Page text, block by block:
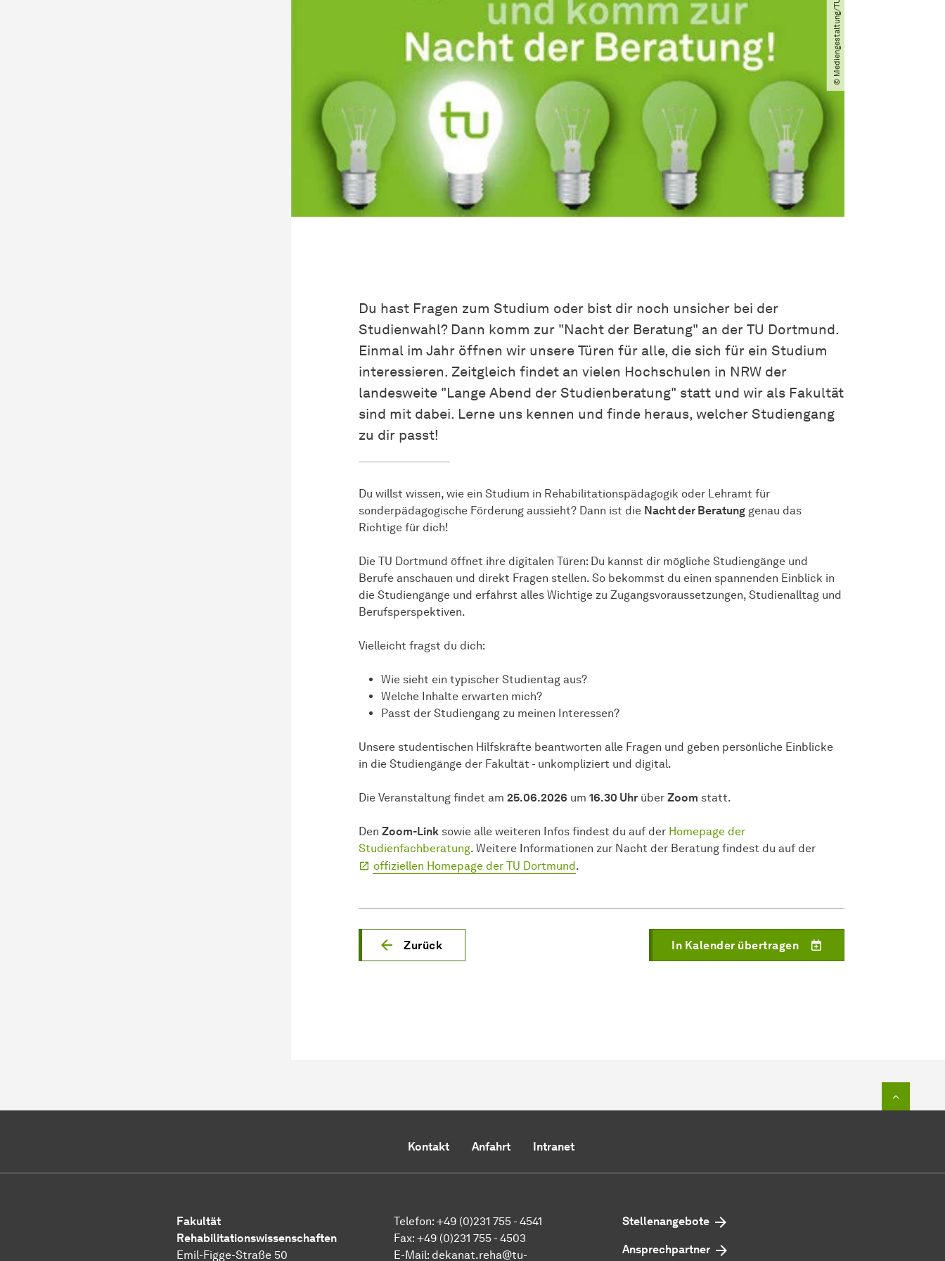
Du hast Fragen zum Studium oder bist dir noch unsicher bei der
Studienwahl? Dann komm zur "Nacht der Beratung" an der TU Dortmund.
Einmal im Jahr öffnen wir unsere Türen für alle, die sich für ein Studium
interessieren. Zeitgleich findet an vielen Hochschulen in NRW der
landesweite "Lange Abend der Studienberatung" statt und wir als Fakultät
sind mit dabei. Lerne uns kennen und finde heraus, welcher Studiengang
zu dir passt!
Du willst wissen, wie ein Studium in Rehabilitations­pädagogik oder Lehramt für
sonderpädagogische Förderung aussieht? Dann ist die Nacht der Beratung genau das
Richtige für dich!
Die TU Dortmund öffnet ihre digitalen Türen: Du kannst dir mögliche Studiengänge und
Berufe anschauen und direkt Fragen stellen. So bekommst du einen spannenden Einblick in
die Studiengänge und erfährst alles Wichtige zu Zugangsvoraussetzungen, Studienalltag und
Berufsperspektiven.
Vielleicht fragst du dich:
Wie sieht ein typischer Studientag aus?
Welche Inhalte erwarten mich?
Passt der Studiengang zu meinen Interessen?
Unsere studentischen Hilfskräfte beantworten alle Fragen und geben persönliche Einblicke
in die Studiengänge der Fakultät - unkompliziert und digital.
Die Veranstaltung findet am 25.06.2026 um 16.30 Uhr über Zoom statt.
Den Zoom-Link sowie alle weiteren Infos findest du auf der Homepage der
Studienfachberatung. Weitere Informationen zur Nacht der Beratung findest du auf der
offiziellen Homepage der TU Dortmund.
Zurück In Kalender übertragen
Kontakt Anfahrt Intranet
Fakultät
Rehabilitationswissenschaften
Emil-Figge-Straße 50
Telefon: +49 (0)231 755 - 4541
Fax: +49 (0)231 755 - 4503
E-Mail: dekanat.reha@tu-
Stellenangebote
Ansprechpartner